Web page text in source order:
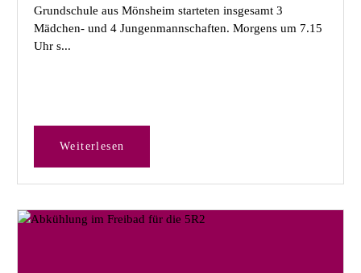
Grundschule aus Mönsheim starteten insgesamt 3
Mädchen- und 4 Jungenmannschaften. Morgens um 7.15
Uhr s...
Weiterlesen